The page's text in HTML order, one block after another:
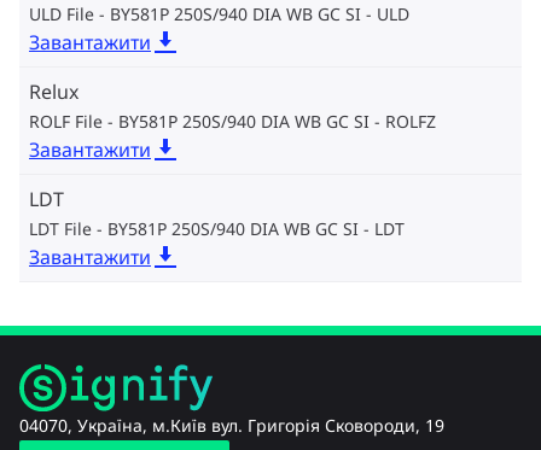
ULD File - BY581P 250S/940 DIA WB GC SI ULD
Завантажити
Relux
ROLF File - BY581P 250S/940 DIA WB GC SI ROLFZ
Завантажити
LDT
LDT File - BY581P 250S/940 DIA WB GC SI LDT
Завантажити
04070, Україна, м.Київ вул. Григорія Сковороди, 19